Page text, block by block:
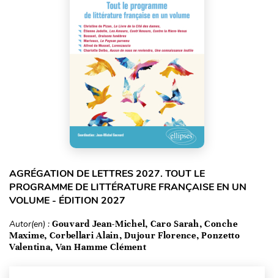
AGRÉGATION DE LETTRES 2027. TOUT LE
PROGRAMME DE LITTÉRATURE FRANÇAISE EN UN
VOLUME - ÉDITION 2027
Autor(en) : Gouvard Jean-Michel, Caro Sarah, Conche
Maxime, Corbellari Alain, Dujour Florence, Ponzetto
Valentina, Van Hamme Clément